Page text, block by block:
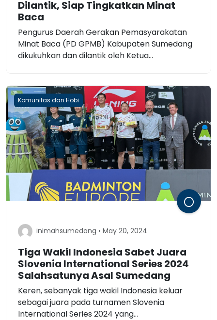
Dilantik, Siap Tingkatkan Minat
Baca
Pengurus Daerah Gerakan Pemasyarakatan
Minat Baca (PD GPMB) Kabupaten Sumedang
dikukuhkan dan dilantik oleh Ketua...
Komunitas dan Hobi
inimahsumedang • May 20, 2024
Tiga Wakil Indonesia Sabet Juara
Slovenia International Series 2024
Salahsatunya Asal Sumedang
Keren, sebanyak tiga wakil Indonesia keluar
sebagai juara pada turnamen Slovenia
International Series 2024 yang...